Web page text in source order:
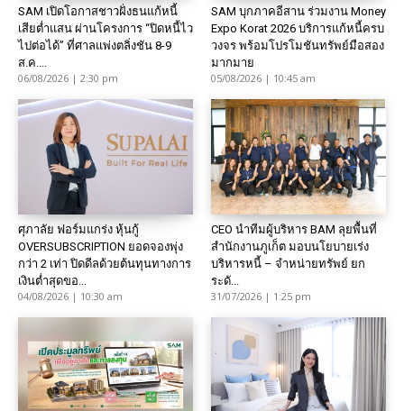
SAM เปิดโอกาสชาวฝั่งธนแก้หนี้
เสียต่ำแสน ผ่านโครงการ “ปิดหนี้ไว
ไปต่อได้” ที่ศาลแพ่งตลิ่งชัน 8-9
ส.ค....
06/08/2026 | 2:30 pm
SAM บุกภาคอีสาน ร่วมงาน Money
Expo Korat 2026 บริการแก้หนี้ครบ
วงจร พร้อมโปรโมชันทรัพย์มือสอง
มากมาย
05/08/2026 | 10:45 am
ศุภาลัย ฟอร์มแกร่ง หุ้นกู้
OVERSUBSCRIPTION ยอดจองพุ่ง
กว่า 2 เท่า ปิดดีลด้วยต้นทุนทางการ
เงินต่ำสุดขอ...
04/08/2026 | 10:30 am
CEO นำทีมผู้บริหาร BAM ลุยพื้นที่
สำนักงานภูเก็ต มอบนโยบายเร่ง
บริหารหนี้ – จำหน่ายทรัพย์ ยก
ระดั...
31/07/2026 | 1:25 pm